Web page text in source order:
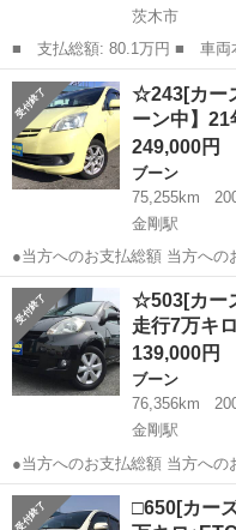
茨木市
■ 支払総額: 80.1万円 ■ 車両本体価格： 650,000 円 ■ メーカー
名： ダイハツ ■ 車種名：
ＡＩＩＩ 純正ナビ・地デジＴ
ラ／スマート...
大阪 茨木市
☆243[カー
ーン中】
249,000円
ブーン
75,255km
金剛駅
●当方へのお支払総額 当方へ
００円」＋「リサイクル料１０，５５０円」 ■
費１０，０００円キャンペー
庫しまし...
大阪 大阪狭山市
☆503[カー
走行7万キ
139,000円
ブーン
76,356km
金剛駅
●当方へのお支払総額 当方への
００円」＋「リサイクル料９,５１０円」 ■だけで
「ブーン！ＣＬ リミテッド！
大阪 大阪狭山市 金剛
□650[カー